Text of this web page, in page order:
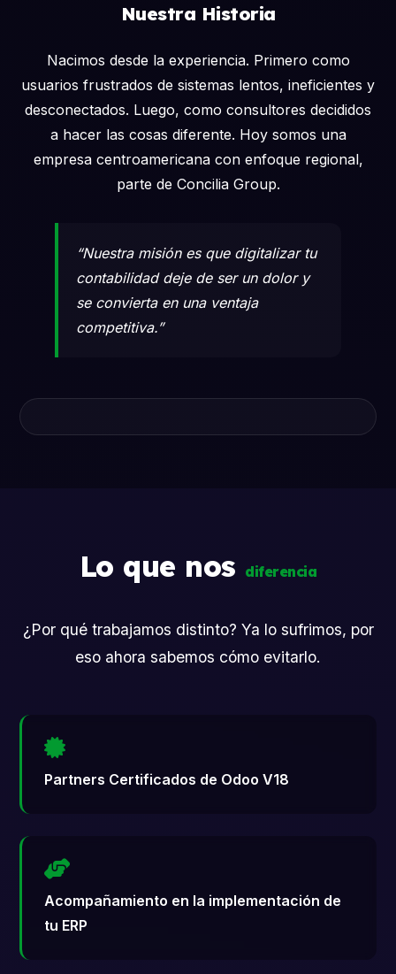
Nuestra Historia
Nacimos desde la experiencia. Primero como
usuarios frustrados de sistemas lentos, ineficientes y
desconectados. Luego, como consultores decididos
a hacer las cosas diferente. Hoy somos una
empresa centroamericana con enfoque regional,
parte de Concilia Group.
“Nuestra misión es que digitalizar tu
contabilidad deje de ser un dolor y
se convierta en una ventaja
competitiva.”
Lo que nos diferencia
¿Por qué trabajamos distinto? Ya lo sufrimos, por
eso ahora sabemos cómo evitarlo.
Partners Certificados de Odoo V18
Acompañamiento en la implementación de
tu ERP